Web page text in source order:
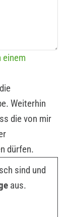
einem
Weiterhin
die von mir
dürfen.
sind und
aus.